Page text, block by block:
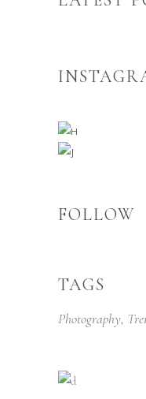
FOLLOW
TAGS
Photography